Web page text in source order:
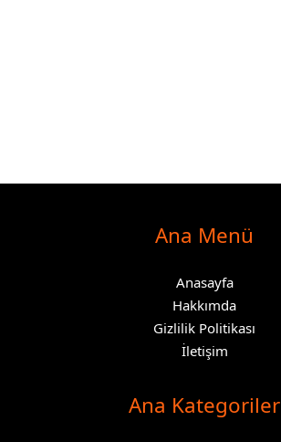
Ana Menü
Anasayfa
Hakkımda
Gizlilik Politikası
İletişim
Ana Kategoriler